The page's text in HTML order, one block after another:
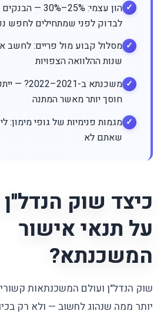
הון עצמי:
לבדוק לפני שמתחילים לחפש
מסלול קבוע מול פריים: לחשב
שנות ההלוואה הצפויות
משכנתא ב-
חוסך יותר מאשר המתנה
מגמות פנימיות של גופי מימון:
שאתם לא
כיצד שוק
על תנאי אישור
המשכנתא?
שוק הנדל"ן ועולם המשכנתאות
יותר ממה שנהוג לחשוב — ולא רק